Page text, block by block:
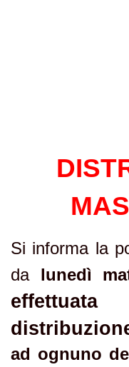
Si informa la
dalunedì
ad ognuno